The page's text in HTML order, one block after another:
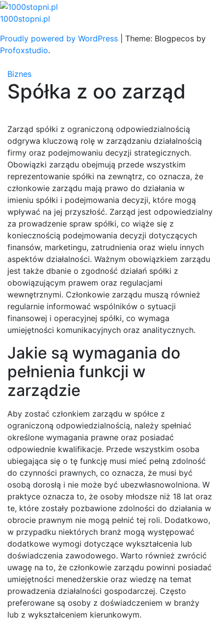
Skip
to
1000stopni.pl
Proudly powered by WordPress
Theme: Blogpecos by
Profoxstudio.
Biznes
Spółka z oo zarząd
Zarząd spółki z ograniczoną odpowiedzialnością
odgrywa kluczową rolę w zarządzaniu działalnością
firmy oraz podejmowaniu decyzji strategicznych.
Obowiązki zarządu obejmują przede wszystkim
reprezentowanie spółki na zewnątrz, co oznacza, że
członkowie zarządu mają prawo do działania w
imieniu spółki i podejmowania decyzji, które mogą
wpływać na jej przyszłość. Zarząd jest odpowiedzialny
za prowadzenie spraw spółki, co wiąże się z
koniecznością podejmowania decyzji dotyczących
finansów, marketingu, zatrudnienia oraz wielu innych
aspektów działalności. Ważnym obowiązkiem zarządu
jest także dbanie o zgodność działań spółki z
obowiązującym prawem oraz regulacjami
wewnętrznymi. Członkowie zarządu muszą również
regularnie informować wspólników o sytuacji
finansowej i operacyjnej spółki, co wymaga
umiejętności komunikacyjnych oraz analitycznych.
Jakie są wymagania do
pełnienia funkcji w
zarządzie
Aby zostać członkiem zarządu w spółce z
ograniczoną odpowiedzialnością, należy spełniać
określone wymagania prawne oraz posiadać
odpowiednie kwalifikacje. Przede wszystkim osoba
ubiegająca się o tę funkcję musi mieć pełną zdolność
do czynności prawnych, co oznacza, że musi być
osobą dorosłą i nie może być ubezwłasnowolniona. W
praktyce oznacza to, że osoby młodsze niż 18 lat oraz
te, które zostały pozbawione zdolności do działania w
obrocie prawnym nie mogą pełnić tej roli. Dodatkowo,
w przypadku niektórych branż mogą występować
dodatkowe wymogi dotyczące wykształcenia lub
doświadczenia zawodowego. Warto również zwrócić
uwagę na to, że członkowie zarządu powinni posiadać
umiejętności menedżerskie oraz wiedzę na temat
prowadzenia działalności gospodarczej. Często
preferowane są osoby z doświadczeniem w branży
lub z wykształceniem kierunkowym.